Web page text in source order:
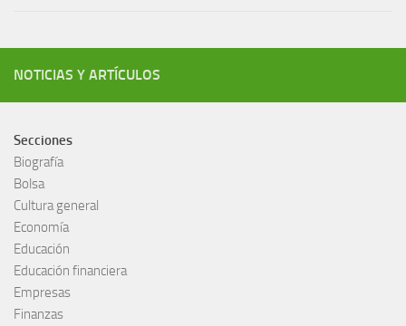
NOTICIAS Y ARTÍCULOS
Secciones
Biografía
Bolsa
Cultura general
Economía
Educación
Educación financiera
Empresas
Finanzas